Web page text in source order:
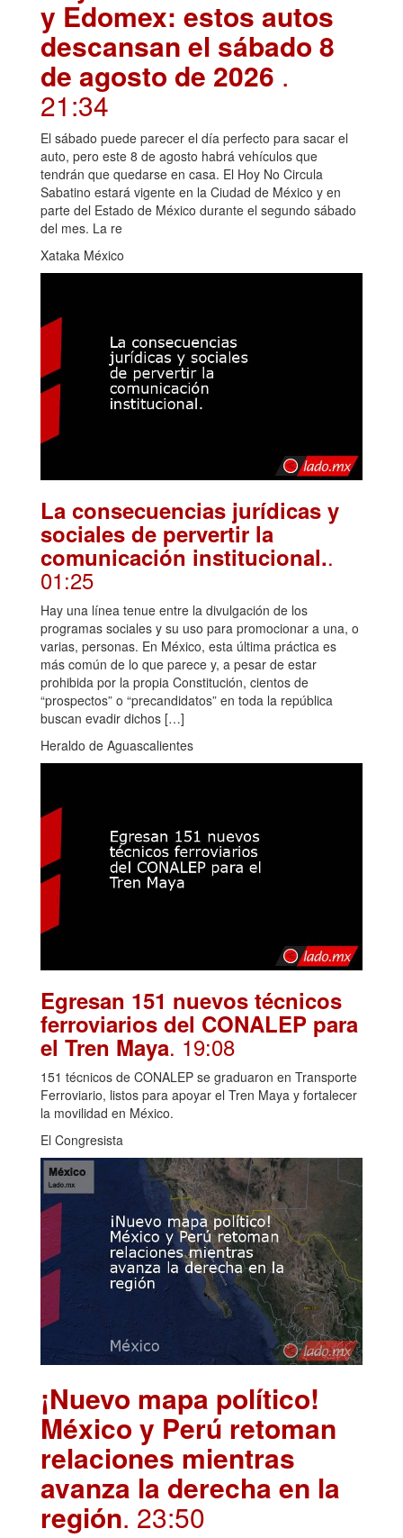
y Edomex: estos autos
descansan el sábado 8
de agosto de 2026 .
21:34
El sábado puede parecer el día perfecto para sacar el
auto, pero este 8 de agosto habrá vehículos que
tendrán que quedarse en casa. El Hoy No Circula
Sabatino estará vigente en la Ciudad de México y en
parte del Estado de México durante el segundo sábado
del mes. La re
Xataka México
La consecuencias jurídicas y
sociales de pervertir la
comunicación institucional..
01:25
Hay una línea tenue entre la divulgación de los
programas sociales y su uso para promocionar a una, o
varias, personas. En México, esta última práctica es
más común de lo que parece y, a pesar de estar
prohibida por la propia Constitución, cientos de
“prospectos” o “precandidatos” en toda la república
buscan evadir dichos […]
Heraldo de Aguascalientes
Egresan 151 nuevos técnicos
ferroviarios del CONALEP para
el Tren Maya. 19:08
151 técnicos de CONALEP se graduaron en Transporte
Ferroviario, listos para apoyar el Tren Maya y fortalecer
la movilidad en México.
El Congresista
¡Nuevo mapa político!
México y Perú retoman
relaciones mientras
avanza la derecha en la
región. 23:50